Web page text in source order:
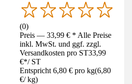
(0)
Preis — 33,99 € * Alle Preise
inkl. MwSt. und ggf. zzgl.
Versandkosten pro ST33,99
€*/ ST
Entspricht 6,80 € pro kg(6,80
€/ kg)